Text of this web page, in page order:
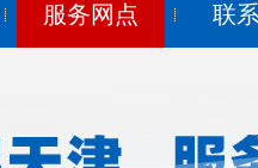
服务网点 联